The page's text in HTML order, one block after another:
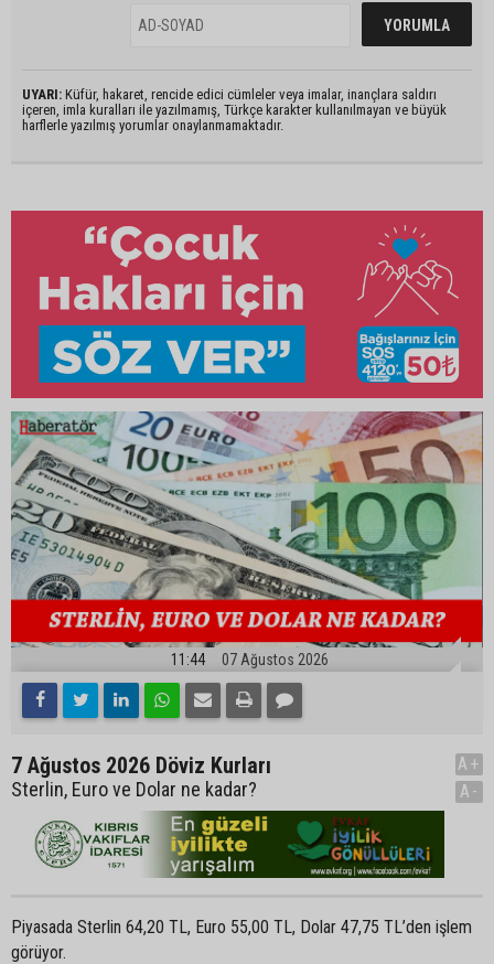
UYARI: Küfür, hakaret, rencide edici cümleler veya imalar, inançlara saldırı
içeren, imla kuralları ile yazılmamış, Türkçe karakter kullanılmayan ve büyük
harflerle yazılmış yorumlar onaylanmamaktadır.
11:44 07 Ağustos 2026
7 Ağustos 2026 Döviz Kurları
Sterlin, Euro ve Dolar ne kadar?
A+
A-
Piyasada Sterlin 64,20 TL, Euro 55,00 TL, Dolar 47,75 TL’den işlem
görüyor.